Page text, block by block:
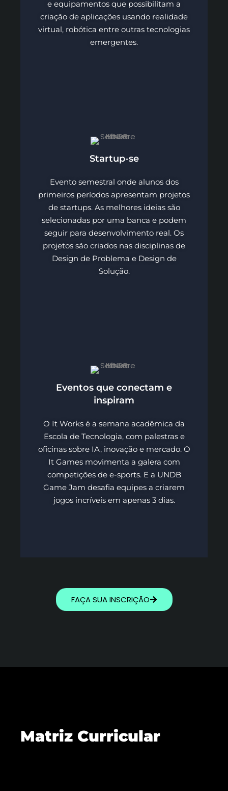
e equipamentos que possibilitam a
criação de aplicações usando realidade
virtual, robótica entre outras tecnologias
emergentes.
Startup-se
Evento semestral onde alunos dos
primeiros períodos apresentam projetos
de startups. As melhores ideias são
selecionadas por uma banca e podem
seguir para desenvolvimento real. Os
projetos são criados nas disciplinas de
Design de Problema e Design de
Solução.
Eventos que conectam e
inspiram
O It Works é a semana acadêmica da
Escola de Tecnologia, com palestras e
oficinas sobre IA, inovação e mercado. O
It Games movimenta a galera com
competições de e-sports. E a UNDB
Game Jam desafia equipes a criarem
jogos incríveis em apenas 3 dias.
FAÇA SUA INSCRIÇÃO
Matriz Curricular